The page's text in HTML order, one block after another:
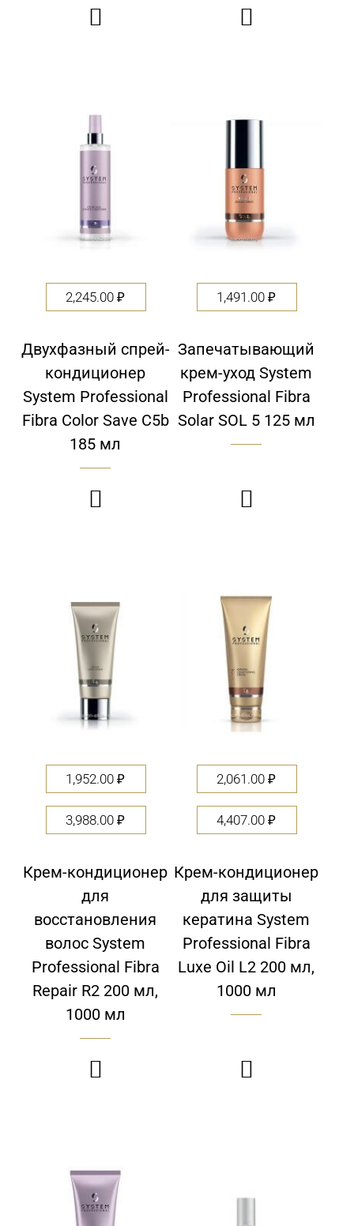
 
2,245.00₽
Двухфазный спрей-
кондиционер
System Professional
Fibra Color Save C5b
185 мл

1,491.00₽
Запечатывающий
крем-уход System
Professional Fibra
Solar SOL 5 125 мл

1,952.00₽
3,988.00₽
Крем-кондиционер
для
восстановления
волос System
Professional Fibra
Repair R2 200 мл,
1000 мл

2,061.00₽
4,407.00₽
Крем-кондиционер
для защиты
кератина System
Professional Fibra
Luxe Oil L2 200 мл,
1000 мл
